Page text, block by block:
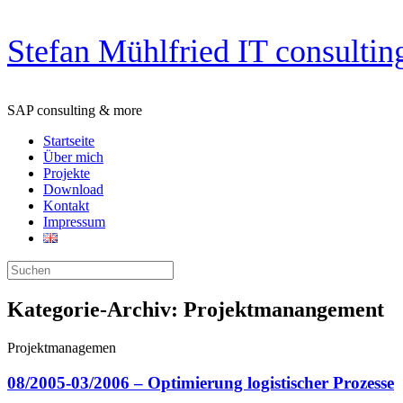
Zum
Inhalt
springen
Stefan Mühlfried IT
SAP consulting & more
Startseite
Über mich
Projekte
Download
Kontakt
Impressum
Suchen
nach:
Kategorie-Archiv: Projektmanangement
Projektmanagemen
08/2005-03/2006 – Optimierung logistischer Prozesse